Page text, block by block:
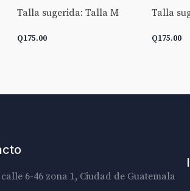
Talla sugerida: Talla M
Q175.00
Talla
Q175.00
calle 6-46 zona 1, Ciudad de Guatemala